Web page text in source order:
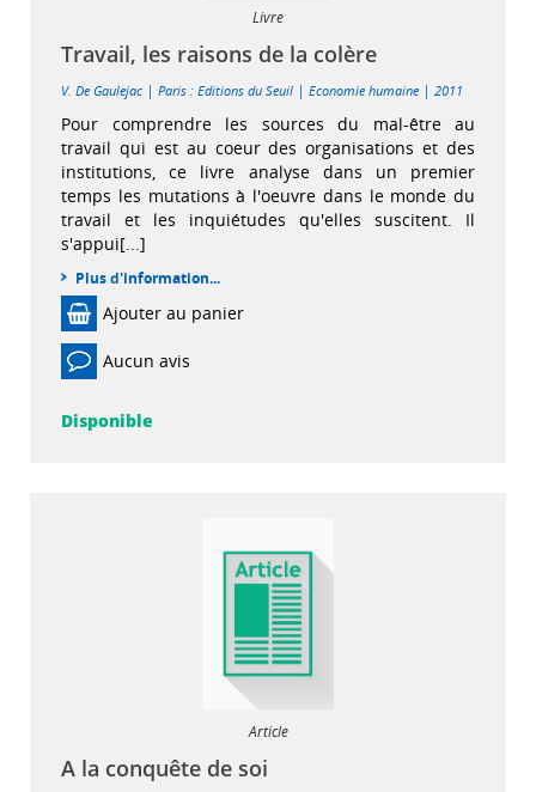
Livre
Travail, les raisons de la colère
V. De Gaulejac | Paris : Editions du Seuil | Economie humaine | 2011
Pour comprendre les sources du mal-être au
travail qui est au coeur des organisations et des
institutions, ce livre analyse dans un premier
temps les mutations à l'oeuvre dans le monde du
travail et les inquiétudes qu'elles suscitent. Il
s'appui[...]
Plus d'information...
Ajouter au panier
Aucun avis
Disponible
Article
A la conquête de soi